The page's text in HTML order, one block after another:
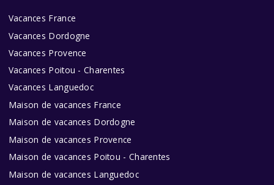
Vacances France
Vacances Dordogne
Vacances Provence
Vacances Poitou - Charentes
Vacances Languedoc
Maison de vacances France
Maison de vacances Dordogne
Maison de vacances Provence
Maison de vacances Poitou - Charentes
Maison de vacances Languedoc